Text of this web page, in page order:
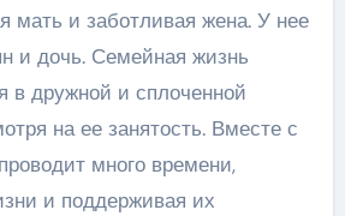
мать и заботливая жена. У нее
и дочь. Семейная жизнь
в дружной и сплоченной
на ее занятость. Вместе с
много времени,
и поддерживая их